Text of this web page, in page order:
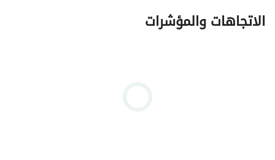
الاتجاهات والمؤشرات